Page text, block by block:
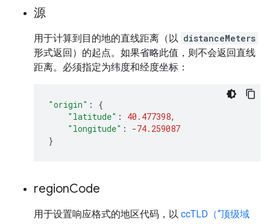
源
用于计算到目的地的直线距离（以 distanceMeters
形式返回）的起点。如果省略此值，则不会返回直线
距离。必须指定为纬度和经度坐标：
"origin" :
{
"latitude" : 40.477398,
"longitude" : -74.259087
}
regionCode
用于设置响应格式的地区代码，以 ccTLD（“顶级域